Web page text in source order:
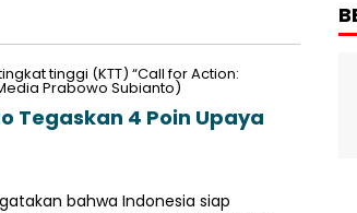
Tegaskan 4 Poin Upaya
bahwa Indonesia siap